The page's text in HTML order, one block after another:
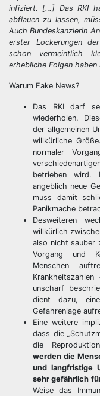
infiziert. […] Das RKI
abflauen zu lassen,
Auch Bundeskanzlerin
erster Lockerungen
schon vermeintlich
erhebliche Folgen haben
Warum Fake News?
Das RKI darf
wiederholen.
der allgemeinen
willkürliche
normaler
betrieben wird.
angeblich neue
muss damit
Panikmache
Desweiteren
willkürlich
also nicht sauber
Vorgang und
Menschen
unscharf
dient dazu,
Gefahrenlage
Eine weitere
dass die „
die
werden die
und langfristige
sehr gefährlich
Weise das